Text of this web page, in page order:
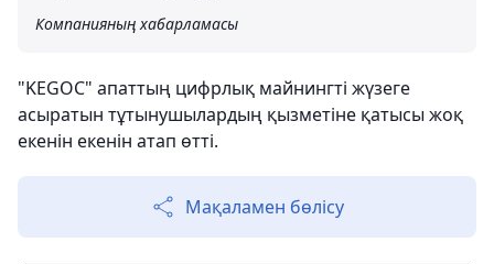
Компанияның хабарламасы
"KEGOC" апаттың цифрлық майнингті жүзеге
асыратын тұтынушылардың қызметіне қатысы жоқ
екенін екенін атап өтті.
Мақаламен бөлісу